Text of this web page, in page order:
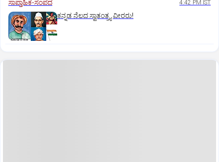
ಸಾಪ್ತಾಹಿಕ-ಸಂಪದ 4:42 PM IST
ಕನ್ನಡ ನೆಲದ ಸ್ವಾತಂತ್ರ್ಯ ವೀರರು!